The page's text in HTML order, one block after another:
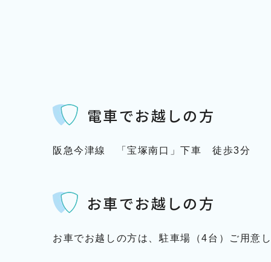
電車でお越しの方
阪急今津線 「宝塚南口」下車 徒歩3分
お車でお越しの方
お車でお越しの方は、駐車場（4台）ご用意